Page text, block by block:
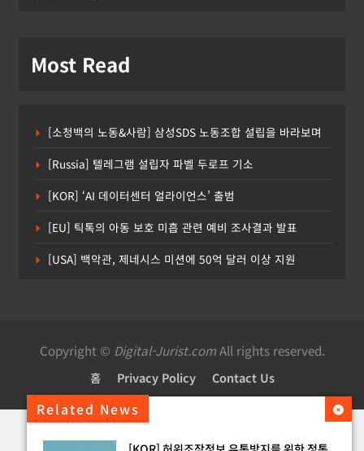
Related News
Most Read
[소청백의 노동&사람] 삼성SDS 노동조합 설립을 바라보며
[Russia] 텔레그램 설립자 파벨 두로프 기소
[KOR] ‘AI 데이터센터 얼라이언스’ 출범
[EU] 틱톡의 아동 보호 미흡 관련 예비 조사결과 발표
[USA] 백악관, 제네시스 미션에 50억 달러 이상 지원
Copyright © Digital-Jurist.comAll rights reserved.
홈 Privacy Policy Contact Us